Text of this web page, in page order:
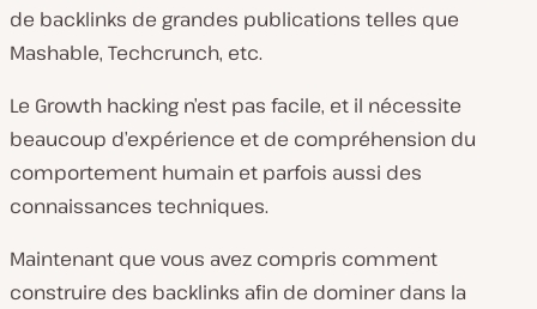
de backlinks de grandes publications telles que
Mashable, Techcrunch, etc.
Le Growth hacking n’est pas facile, et il nécessite
beaucoup d’expérience et de compréhension du
comportement humain et parfois aussi des
connaissances techniques.
Maintenant que vous avez compris comment
construire des backlinks afin de dominer dans la